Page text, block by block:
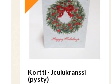
Kortti - Joulukranssi
(pysty)